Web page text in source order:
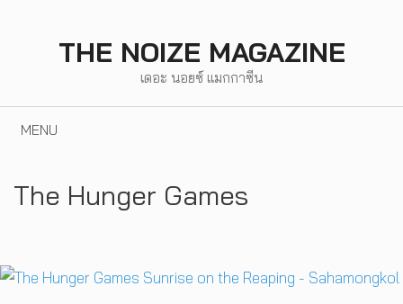
THE NOIZE MAGAZINE
เดอะ นอยซ์ แมกกาซีน
MENU
The Hunger Games